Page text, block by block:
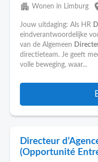
apartment Wonen in Limburg
Jouw uitdaging: Als HR
eindverantwoordelijke
van de Algemeen
directieteam. Je geeft
volle beweging, waar...
Directeur
(Opportunité